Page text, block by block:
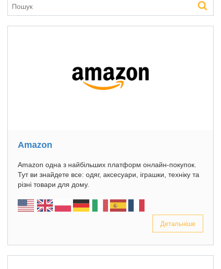
Amazon
Amazon одна з найбільших платформ онлайн-покупок.
Тут ви знайдете все: одяг, аксесуари, іграшки, техніку та
різні товари для дому.
Детальніше